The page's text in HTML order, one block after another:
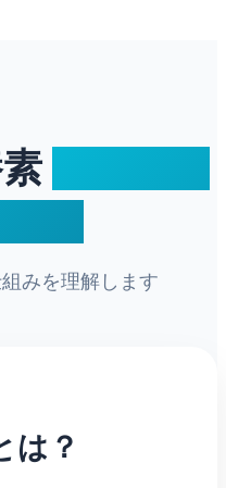
みを理解します
は？